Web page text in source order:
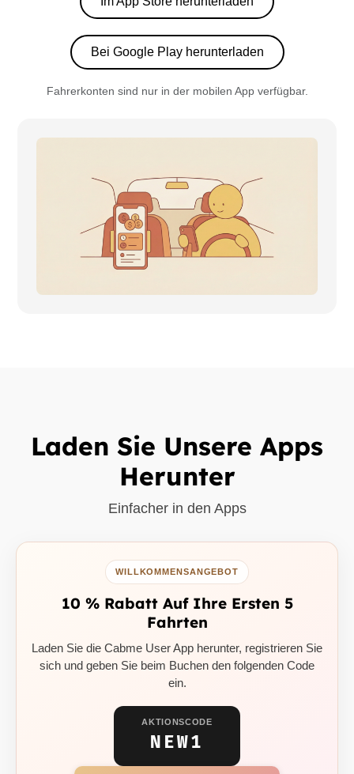
Bei Google Play herunterladen
Fahrerkonten sind nur in der mobilen App verfügbar.
Laden Sie Unsere Apps
Herunter
Einfacher in den Apps
WILLKOMMENSANGEBOT
10 % Rabatt Auf Ihre Ersten 5
Fahrten
Laden Sie die Cabme User App herunter, registrieren Sie
sich und geben Sie beim Buchen den folgenden Code
ein.
AKTIONSCODE
NEW1